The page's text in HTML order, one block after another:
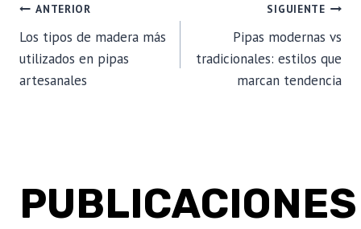
NAVEGACIÓN
DE
ENTRADAS
ANTERIOR
Los tipos de madera más
utilizados en pipas
artesanales
SIGUIENTE
Pipas modernas vs
tradicionales: estilos que
marcan tendencia
PUBLICACIONES